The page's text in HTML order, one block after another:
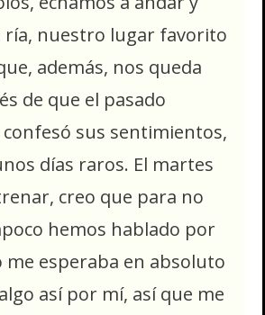
ría, nuestro lugar favorito
además, nos queda
de que el pasado
sus sentimientos,
días raros. El martes
creo que para no
hemos hablado por
me esperaba en absoluto
así por mí, así que me